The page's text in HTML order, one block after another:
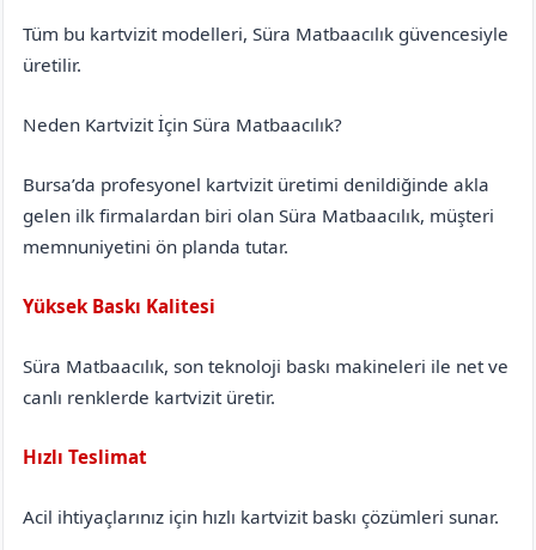
Tüm bu kartvizit modelleri, Süra Matbaacılık güvencesiyle
üretilir.
Neden Kartvizit İçin Süra Matbaacılık?
Bursa’da profesyonel kartvizit üretimi denildiğinde akla
gelen ilk firmalardan biri olan Süra Matbaacılık, müşteri
memnuniyetini ön planda tutar.
Yüksek Baskı Kalitesi
Süra Matbaacılık, son teknoloji baskı makineleri ile net ve
canlı renklerde kartvizit üretir.
Hızlı Teslimat
Acil ihtiyaçlarınız için hızlı kartvizit baskı çözümleri sunar.